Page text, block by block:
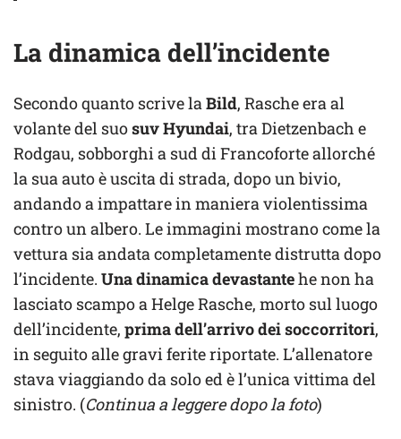
La dinamica dell’incidente
Secondo quanto scrive la Bild, Rasche era al
volante del suosuv Hyundai, tra Dietzenbach e
Rodgau, sobborghi a sud di Francoforte allorché
la sua auto è uscita di strada, dopo un bivio,
andando a impattare in maniera violentissima
contro un albero. Le immagini mostrano come la
vettura sia andata completamente distrutta dopo
l’incidente. Una dinamica devastantehe non ha
lasciato scampo a Helge Rasche, morto sul luogo
dell’incidente, prima dell’arrivo dei soccorritori,
in seguito alle gravi ferite riportate. L’allenatore
stava viaggiando da solo ed è l’unica vittima del
sinistro. (Continua a leggere dopo la foto)